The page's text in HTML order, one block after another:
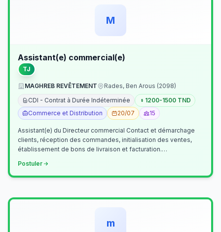
M
Assistant(e) commercial(e)
TJ
MAGHREB REVÊTEMENT
Rades, Ben Arous (2098)
CDI - Contrat à Durée Indéterminée
1200-1500 TND
Commerce et Distribution
20/07 15
Assistant(e) du Directeur commercial Contact et démarchage
clients, réception des commandes, initialisation des ventes,
établissement de bons de livraison et facturation.
Postuler
m